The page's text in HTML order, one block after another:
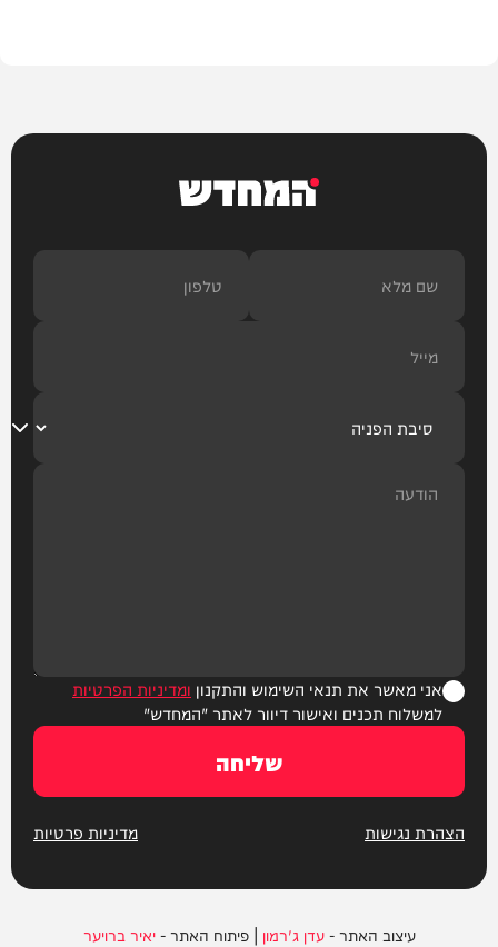
המחדש
אני מאשר את תנאי השימוש והתקנון ומדיניות הפרטיות
למשלוח תכנים ואישור דיוור לאתר "המחדש"
שליחה
הצהרת נגישות מדיניות פרטיות
עיצוב האתר -עדן ג'רמון | פיתוח האתר -יאיר ברויער